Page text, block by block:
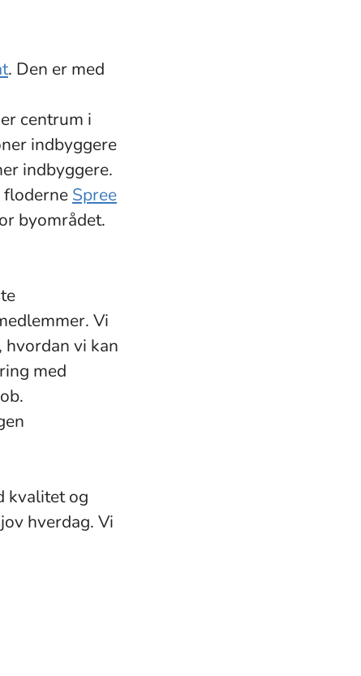
. Den er med
centrum i
indbyggere
indbyggere.
floderne Spree
byområdet.
Vi
vi kan
med
kvalitet og
hverdag. Vi